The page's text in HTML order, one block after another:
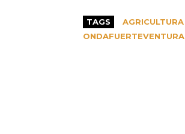
TAGS AGRICULTURA
ONDAFUERTEVENTURA